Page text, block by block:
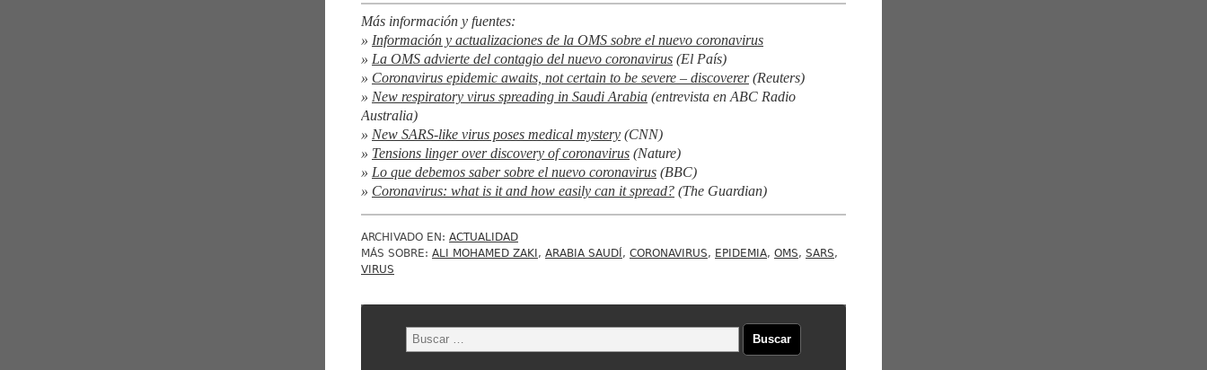
Más información y fuentes:
» Información y actualizaciones de la OMS sobre el nuevo coronavirus
» La OMS advierte del contagio del nuevo coronavirus (El País)
» Coronavirus epidemic awaits, not certain to be severe – discoverer(Reuters)
» New respiratory virus spreading in Saudi Arabia (entrevista en ABC Radio
Australia)
» New SARS-like virus poses medical mystery (CNN)
» Tensions linger over discovery of coronavirus (Nature)
» Lo que debemos saber sobre el nuevo coronavirus (BBC)
» Coronavirus: what is it and how easily can it spread? (The Guardian)
ARCHIVADO EN: ACTUALIDAD
MÁS SOBRE: ALI MOHAMED ZAKI, ARABIA SAUDÍ, CORONAVIRUS, EPIDEMIA, OMS, SARS,
VIRUS